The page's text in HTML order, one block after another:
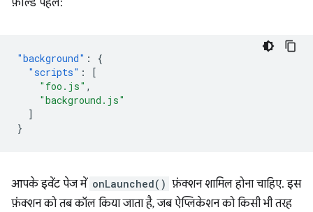
फ़ील्ड पहले:
"background" :
{
"scripts" :
[
"foo.js" ,
"background.js"
]
}
आपके इवेंट पेज में onLaunched() फ़ंक्शन शामिल होना चाहिए. इस
फ़ंक्शन को तब कॉल किया जाता है, जब ऐप्लिकेशन को किसी भी तरह